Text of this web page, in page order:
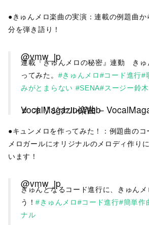
●きゅんメロ楽曲の実演：連載の例題曲
分を弾き語り！
@vmw_jp
連載『きゅんメロの秘密』連動 きゅ
ってみた。 #きゅんメロ#コード進行#
みがとまらない #SENA#スージー鈴木
♬ オリジナル楽曲 – VocalMagazineWeb – VocalMagazineWeb
●キュンメロを作ってみた！：例題曲のコ
メロガールにオリジナルのメロディ作り
います！
@vmw_jp
きゅんとなるコード進行に、きゅんメ
う！#きゅんメロ#コード進行#簡単作
ナル